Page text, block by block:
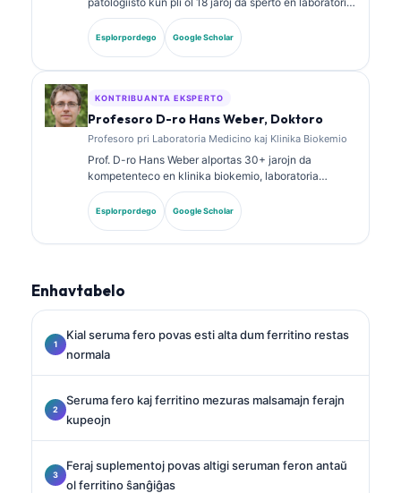
medicino kaj diagnoza analizo. Ŝi havas specialajn
atestojn en klinika kemio kaj publikigis amplekse pri
biomarkilaj paneloj kaj laboratoria analizo en klinika
Esplorpordego Google Scholar
KONTRIBUANTA EKSPERTO
Profesoro D-ro Hans Weber, Doktoro
Profesoro pri Laboratoria Medicino kaj Klinika Biokemio
Prof. D-ro Hans Weber alportas 30+ jarojn da
kompetenteco en klinika biokemio, laboratoria
medicino kaj biomarkila esplorado. Iama Prezidanto
de la Germana Societo por Klinika Kemio, li
specialiĝas pri analizo de diagnozaj paneloj,
Esplorpordego Google Scholar
Enhavtabelo
Kial seruma fero povas esti alta dum ferritino restas
normala
Seruma fero kaj ferritino mezuras malsamajn ferajn
kupeojn
Feraj suplementoj povas altigi seruman feron antaŭ
ol ferritino ŝanĝiĝas